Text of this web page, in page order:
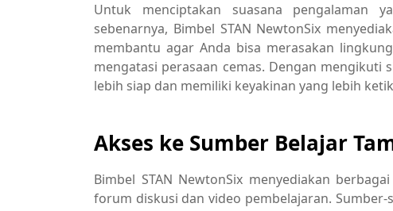
Untuk menciptakan suasana pengalaman
sebenarnya, Bimbel STAN NewtonSix
membantu agar Anda bisa merasakan
mengatasi perasaan cemas. Dengan mengikuti
lebih siap dan memiliki keyakinan yang lebih
Akses ke Sumber Belajar
Bimbel STAN NewtonSix menyediakan
forum diskusi dan video pembelajaran.